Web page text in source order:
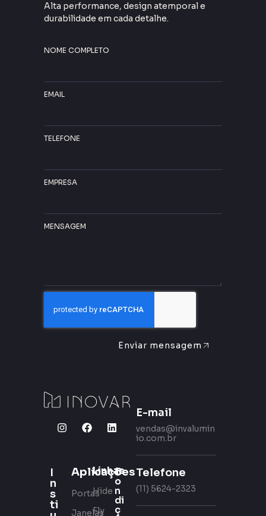
Alta performance, design atemporal e
durabilidade em cada detalhe.
NOME COMPLETO
EMAIL
TELEFONE
EMPRESA
MENSAGEM
Enviar mensagem
I
n
s
ti
Aplicações
Portas
Janelas
Linhas
Hide
Fly
C
o
n
di
ç
E-mail
vendas@invalumin
io.com.br
Telefone
(11) 5624-2323